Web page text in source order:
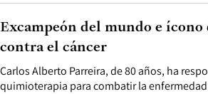
Carlos Alberto Parreira, de 80 años, ha
quimioterapia para combatir la
Excampeón del mundo e
contra el cáncer